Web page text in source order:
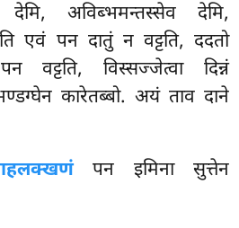
अविब्भमन्तस्सेव देमि,
एवं पन दातुं न वट्टति, ददतो
विस्सज्जेत्वा दिन्नं
कारेतब्बो. अयं ताव दाने
पन इमिना सुत्तेन